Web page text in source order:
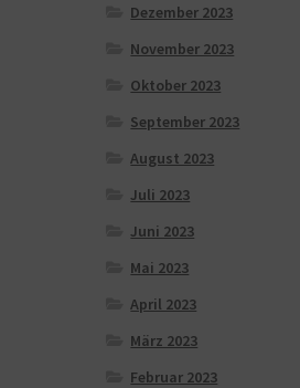
Dezember 2023
November 2023
Oktober 2023
September 2023
August 2023
Juli 2023
Juni 2023
Mai 2023
April 2023
März 2023
Februar 2023